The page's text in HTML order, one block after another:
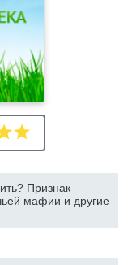
Признак
мафии и другие